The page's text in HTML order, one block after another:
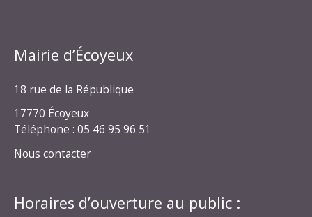
Mairie d’Écoyeux
18 rue de la République
17770 Écoyeux
Téléphone : 05 46 95 96 51
Nous contacter
Horaires d’ouverture au public :